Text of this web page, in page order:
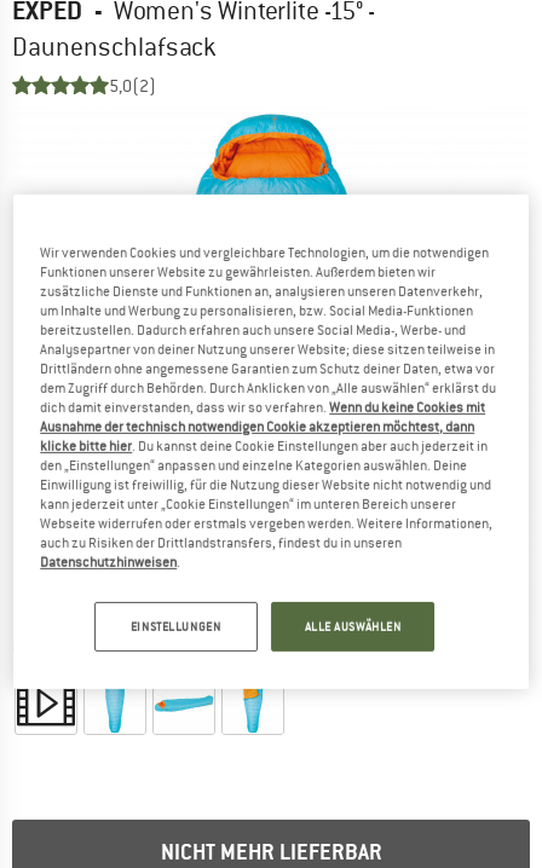
EXPED - Women's Winterlite -15° -
Daunenschlafsack
5,0(2)
Detailansichten
NICHT MEHR LIEFERBAR
Wir verwenden Cookies und vergleichbare Technologien, um die notwendigen
Funktionen unserer Website zu gewährleisten. Außerdem bieten wir
zusätzliche Dienste und Funktionen an, analysieren unseren Datenverkehr,
um Inhalte und Werbung zu personalisieren, bzw. Social Media-Funktionen
bereitzustellen. Dadurch erfahren auch unsere Social Media-, Werbe- und
Analysepartner von deiner Nutzung unserer Website; diese sitzen teilweise in
Drittländern ohne angemessene Garantien zum Schutz deiner Daten, etwa vor
dem Zugriff durch Behörden. Durch Anklicken von „Alle auswählen“ erklärst du
dich damit einverstanden, dass wir so verfahren.Wenn du keine Cookies mit
Ausnahme der technisch notwendigen Cookie akzeptieren möchtest, dann
klicke bitte hier . Du kannst deine Cookie Einstellungen aber auch jederzeit in
den „Einstellungen“ anpassen und einzelne Kategorien auswählen. Deine
Einwilligung ist freiwillig, für die Nutzung dieser Website nicht notwendig und
kann jederzeit unter „Cookie Einstellungen“ im unteren Bereich unserer
Webseite widerrufen oder erstmals vergeben werden. Weitere Informationen,
auch zu Risiken der Drittlandstransfers, findest du in unseren
Datenschutzhinweisen
EINSTELLUNGEN ALLE AUSWÄHLEN